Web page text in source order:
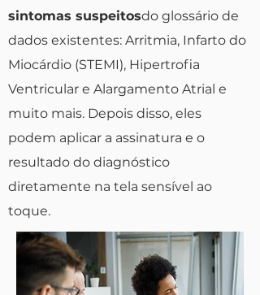
sintomas suspeitosdo glossário de
dados existentes: Arritmia, Infarto do
Miocárdio (STEMI), Hipertrofia
Ventricular e Alargamento Atrial e
muito mais. Depois disso, eles
podem aplicar a assinatura e o
resultado do diagnóstico
diretamente na tela sensível ao
toque.